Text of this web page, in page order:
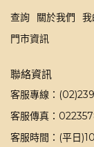
查詢 關於我們 我
門市資訊
聯絡資訊
客服專線：
客服傳真：
客服時間：(平日